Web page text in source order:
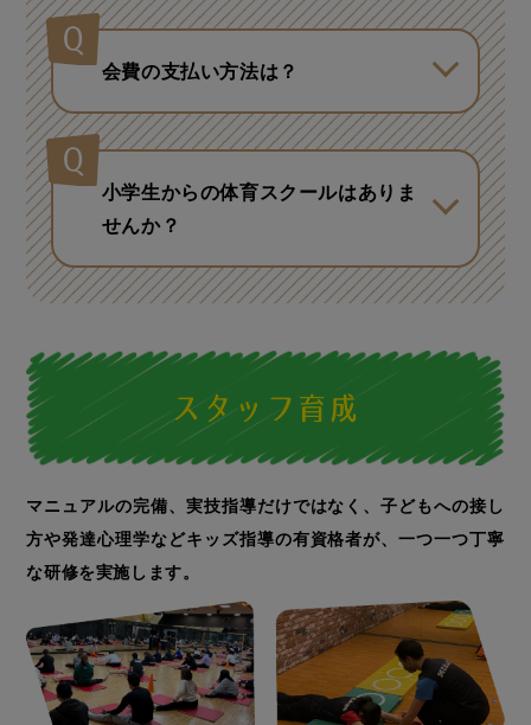
会費の支払い方法は？
ご登録口座よりお引き落としとなり
ます。
小学生からの体育スクールはありま
せんか？
走り方の習得がメインの「ミライク
RUN」、楽しくダンスを始められる
イクの小学生「ミライク（ジュニア
クラス）」がございます。なお、導
入は店舗により異なりますので、お
い。
マニュアルの完備、実技指導だけではなく、子どもへの接し
方や発達心理学などキッズ指導の有資格者が、一つ一つ丁寧
な研修を実施します。